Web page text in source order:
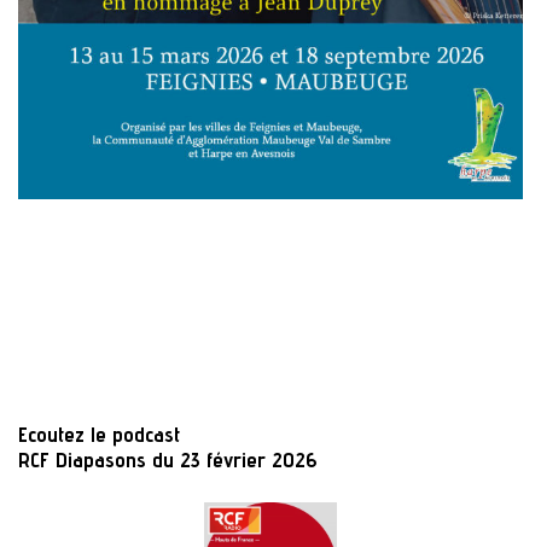
Ecoutez le podcast
RCF Diapasons du 23 février 2026